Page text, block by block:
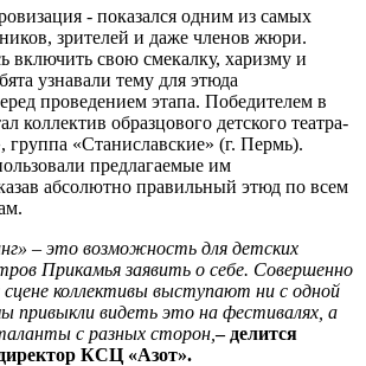
- показался одним из самых
зрителей и даже членов жюри.
включить свою смекалку, харизму и
узнавали тему для этюда
проведением этапа. Победителем в
коллектив образцового детского театра-
«Станиславские» (г. Пермь).
предлагаемые им
абсолютно правильный этюд по всем
– это возможность для детских
Прикамья заявить о себе. Совершенно
коллективы выступают ни с одной
привыкли видеть это на фестивалях, а
с разных сторон,– делится
КСЦ «Азот».